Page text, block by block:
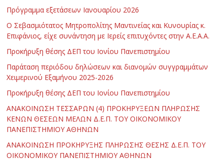
Πρόγραμμα εξετάσεων Ιανουαρίου 2026
Ο Σεβασμιότατος Μητροπολίτης Μαντινείας και Κυνουρίας κ.
Επιφάνιος, είχε συνάντηση με Ιερείς επιτυχόντες στην Α.Ε.Α.Α.
Προκήρυξη θέσης ΔΕΠ του Ιονίου Πανεπιστημίου
Παράταση περιόδου δηλώσεων και διανομών συγγραμμάτων
Χειμερινού Εξαμήνου 2025-2026
Προκήρυξη θέσης ΔΕΠ του Ιονίου Πανεπιστημίου
ΑΝΑΚΟΙΝΩΣΗ ΤΕΣΣΑΡΩΝ (4) ΠΡΟΚΗΡΥΞΕΩΝ ΠΛΗΡΩΣΗΣ
ΚΕΝΩΝ ΘΕΣΕΩΝ ΜΕΛΩΝ Δ.Ε.Π. ΤΟΥ ΟΙΚΟΝΟΜΙΚΟΥ
ΠΑΝΕΠΙΣΤΗΜΙΟΥ ΑΘΗΝΩΝ
ΑΝΑΚΟΙΝΩΣΗ ΠΡΟΚΗΡΥΞΗΣ ΠΛΗΡΩΣΗΣ ΘΕΣΗΣ Δ.Ε.Π. ΤΟΥ
ΟΙΚΟΝΟΜΙΚΟΥ ΠΑΝΕΠΙΣΤΗΜΙΟΥ ΑΘΗΝΩΝ